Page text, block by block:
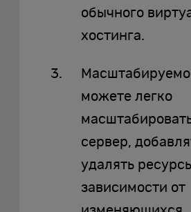
обычного
хостинга.
можете легко
сервер,
удалять
зависимости от